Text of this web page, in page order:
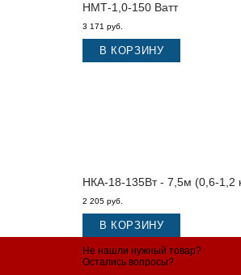
НМТ-1,0-150 Ватт
3 171 руб.
В КОРЗИНУ
НКА-18-135Вт - 7,5м (0,6-1,2
2 205 руб.
В КОРЗИНУ
Не нашли нужный товар?
Остались вопросы?